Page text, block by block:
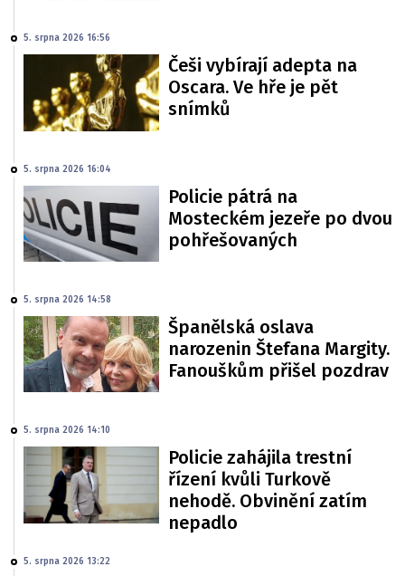
5. srpna 2026 16:56
Češi vybírají adepta na
Oscara. Ve hře je pět
snímků
5. srpna 2026 16:04
Policie pátrá na
Mosteckém jezeře po dvou
pohřešovaných
5. srpna 2026 14:58
Španělská oslava
narozenin Štefana Margity.
Fanouškům přišel pozdrav
5. srpna 2026 14:10
Policie zahájila trestní
řízení kvůli Turkově
nehodě. Obvinění zatím
nepadlo
5. srpna 2026 13:22